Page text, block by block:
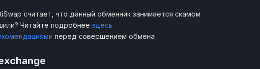
считает, что данный обменник занимается скамом
Читайте подробнее здесь
перед совершением обмена